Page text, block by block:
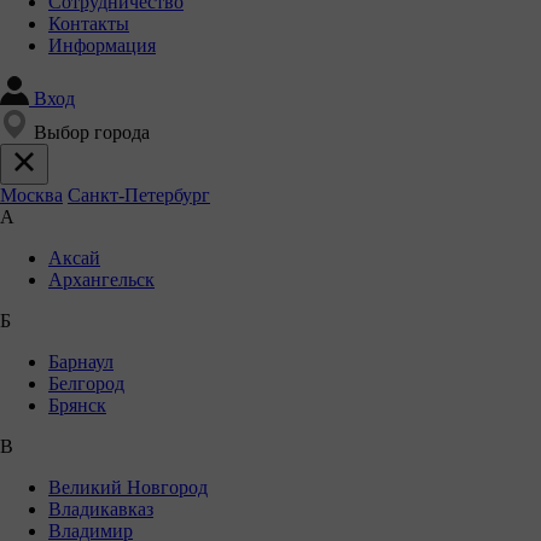
Контакты
Информация
Вход
Выбор города
Москва Санкт-Петербург
А
Аксай
Архангельск
Б
Барнаул
Белгород
Брянск
В
Великий Новгород
Владикавказ
Владимир